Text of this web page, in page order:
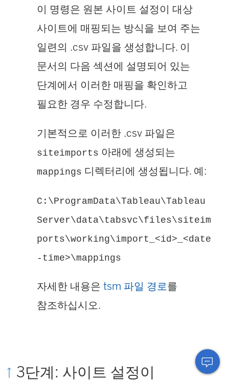
이 명령은 원본 사이트 설정이 대상
사이트에 매핑되는 방식을 보여 주는
일련의 .csv 파일을 생성합니다. 이
문서의 다음 섹션에 설명되어 있는
단계에서 이러한 매핑을 확인하고
필요한 경우 수정합니다.
기본적으로 이러한 .csv 파일은
siteimports 아래에 생성되는
mappings 디렉터리에 생성됩니다. 예:
C:\ProgramData\Tableau\Tableau
Server\data\tabsvc\files\siteim
ports\working\import_<id>_<date
-time>\mappings
자세한 내용은 tsm 파일 경로를
참조하십시오.
3단계: 사이트 설정이